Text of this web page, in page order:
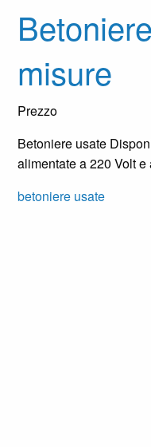
misure
Prezzo
Betoniere usate
alimentate a 220 Volt e
betoniere usate